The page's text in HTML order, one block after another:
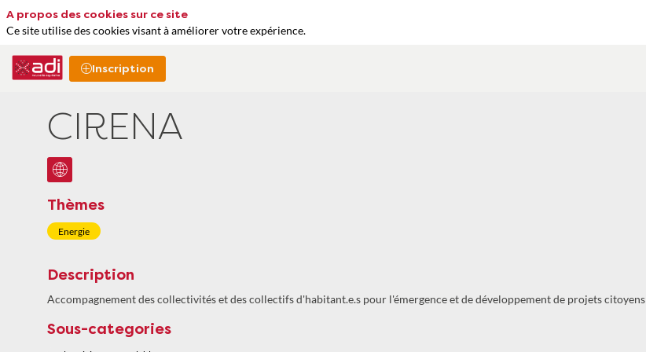
Inscription
CIRENA
Thèmes
Energie
Description
Accompagnement des collectivités et des collectifs d'habitant.e.s pour l'émergence et de développement de projets citoyens
Sous-categories
A propos des cookies sur ce site
Ce site utilise des cookies visant à améliorer votre expérience.